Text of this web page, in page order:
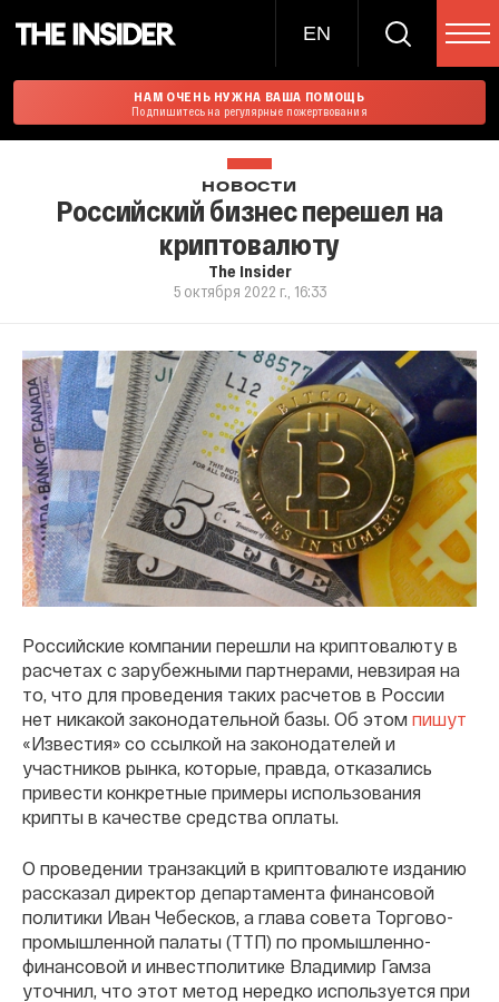
EN
НАМ ОЧЕНЬ НУЖНА ВАША ПОМОЩЬ
Подпишитесь на регулярные пожертвования
НОВОСТИ
Российский бизнес перешел на
криптовалюту
The Insider
5 октября 2022 г., 16:33
Российские компании перешли на криптовалюту в
расчетах с зарубежными партнерами, невзирая на
то, что для проведения таких расчетов в России
нет никакой законодательной базы. Об этом пишут
«Известия» со ссылкой на законодателей и
участников рынка, которые, правда, отказались
привести конкретные примеры использования
крипты в качестве средства оплаты.
О проведении транзакций в криптовалюте изданию
рассказал директор департамента финансовой
политики Иван Чебесков, а глава совета Торгово-
промышленной палаты (ТТП) по промышленно-
финансовой и инвестполитике Владимир Гамза
уточнил, что этот метод нередко используется при